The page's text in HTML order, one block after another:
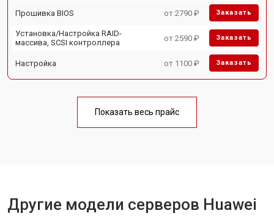
Прошивка BIOS от 2790 ₽ Заказать
Установка/Настройка RAID-
массива, SCSI контроллера
от 2590 ₽ Заказать
Настройка от 1100 ₽ Заказать
Показать весь прайс
Другие модели серверов Huawei